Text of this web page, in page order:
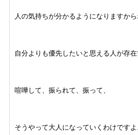
人の気持ちが分かるようになりますから
自分よりも優先したいと思える人が存
喧嘩して、振られて、振って、
そうやって大人になっていくわけですよ